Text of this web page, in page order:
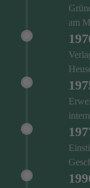
am